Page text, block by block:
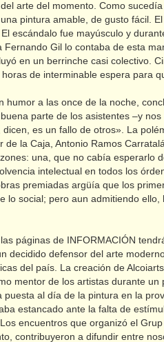
arte del momento. Como
pintura amable, de gusto fácil.
escándalo fue mayúsculo y
Gil lo contaba de esta
en un berrinche casi colectivo.
de interminable espera para
humor a las once de la noche,
parte de los asistentes –y
es un fallo de otros». La
la Caja, Antonio Ramos
una, que no cabía esperarlo
intelectual en todos los
premiadas argüía que los
lo social; pero aun admitiendo
páginas de INFORMACIÓN
decidido defensor del arte
del país. La creación de
mentor de los artistas durante un
al día de la pintura en la
estancado ante la falta de
encuentros que organizó el
contribuyeron a difundir entre